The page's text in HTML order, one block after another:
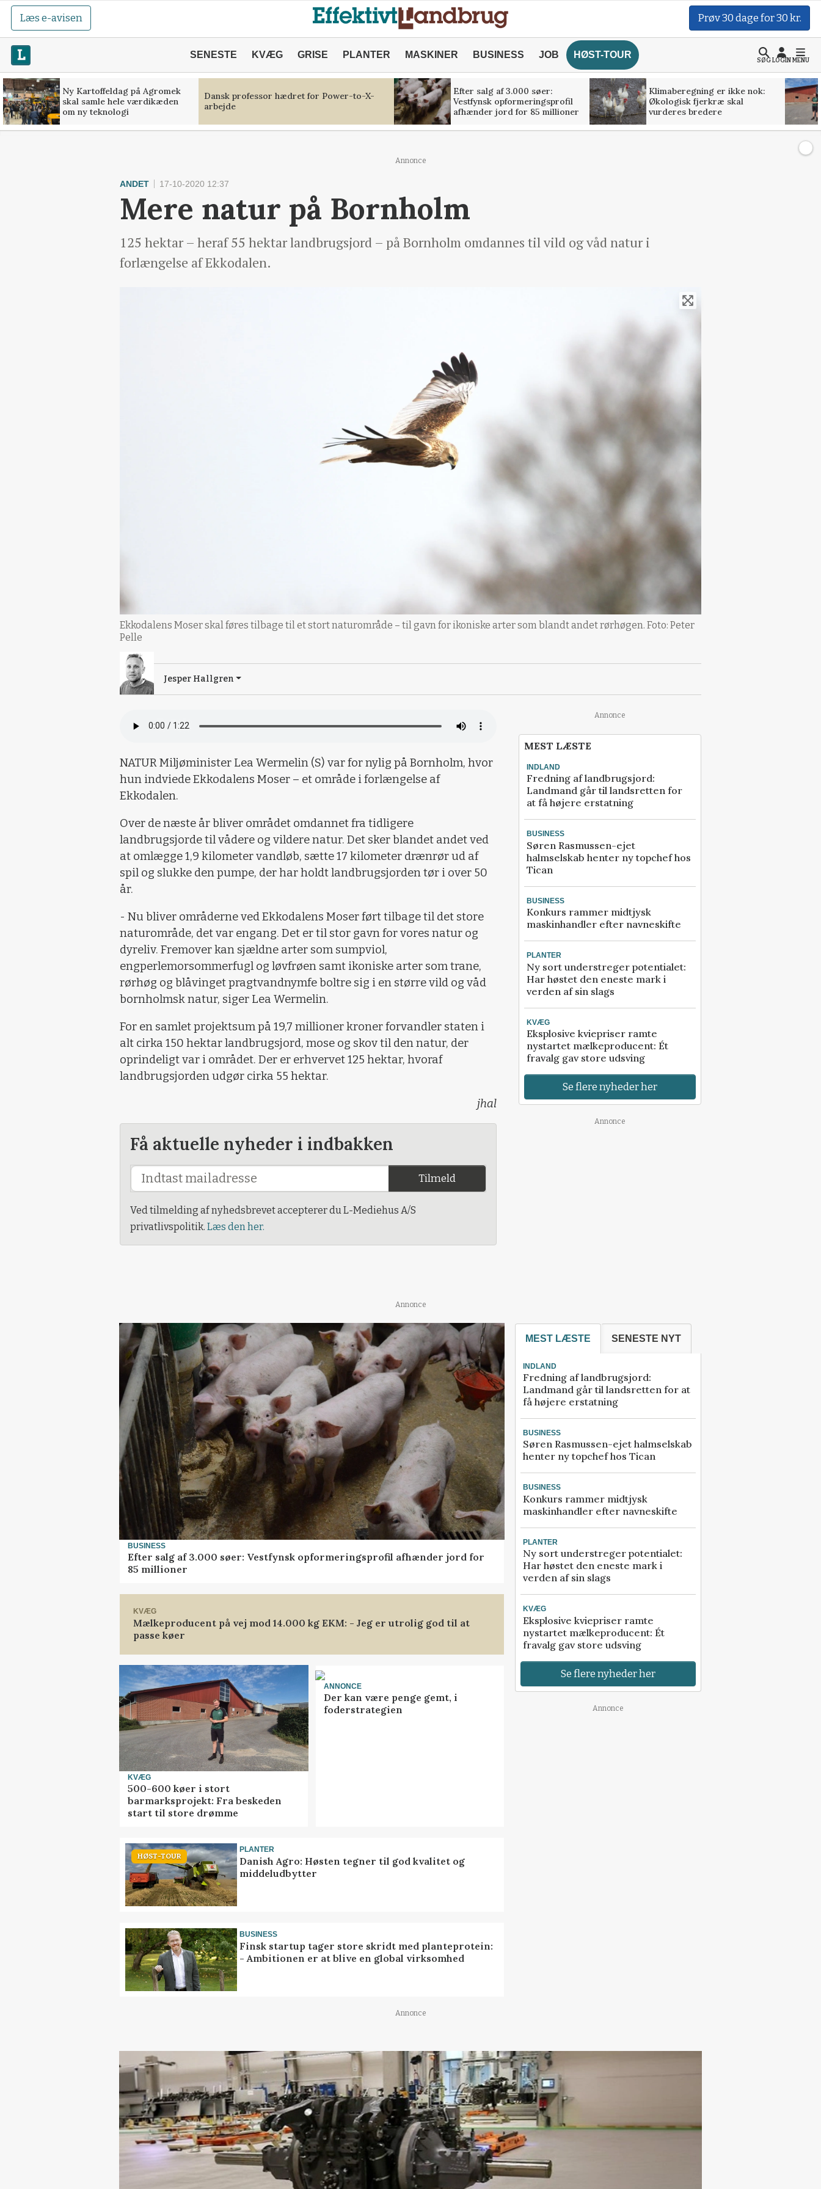
Læs e-avisen Prøv 30 dage for 30 kr.
SENESTE KVÆG GRISE PLANTER MASKINER BUSINESS JOB HØST-TOUR
SØGLOGINMENU
Ny Kartoffeldag på Agromek
skal samle hele værdikæden
om ny teknologi
Dansk professor hædret for Power-to-X-
arbejde
Efter salg af 3.000 søer:
Vestfynsk opformeringsprofil
afhænder jord for 85 millioner
Klimaberegning er ikke nok:
Økologisk fjerkræ skal
vurderes bredere
Annonce
ANDET 17-10-2020 12:37
Mere natur på Bornholm
125 hektar – heraf 55 hektar landbrugsjord – på Bornholm omdannes til vild og våd natur i
forlængelse af Ekkodalen.
Ekkodalens Moser skal føres tilbage til et stort naturområde – til gavn for ikoniske arter som blandt andet rørhøgen. Foto: Peter
Pelle
Jesper Hallgren
NATUR Miljøminister Lea Wermelin (S) var for nylig på Bornholm, hvor
hun indviede Ekkodalens Moser – et område i forlængelse af
Ekkodalen.
Over de næste år bliver området omdannet fra tidligere
landbrugsjorde til vådere og vildere natur. Det sker blandet andet ved
at omlægge 1,9 kilometer vandløb, sætte 17 kilometer drænrør ud af
spil og slukke den pumpe, der har holdt landbrugsjorden tør i over 50
år.
- Nu bliver områderne ved Ekkodalens Moser ført tilbage til det store
naturområde, det var engang. Det er til stor gavn for vores natur og
dyreliv. Fremover kan sjældne arter som sumpviol,
engperlemorsommerfugl og løvfrøen samt ikoniske arter som trane,
rørhøg og blåvinget pragtvandnymfe boltre sig i en større vild og våd
bornholmsk natur, siger Lea Wermelin.
For en samlet projektsum på 19,7 millioner kroner forvandler staten i
alt cirka 150 hektar landbrugsjord, mose og skov til den natur, der
oprindeligt var i området. Der er erhvervet 125 hektar, hvoraf
landbrugsjorden udgør cirka 55 hektar.
jhal
Få aktuelle nyheder i indbakken
Tilmeld
Ved tilmelding af nyhedsbrevet accepterer du L-Mediehus A/S
privatlivspolitik. Læs den her.
Annonce
MEST LÆSTE
INDLAND
Fredning af landbrugsjord:
Landmand går til landsretten for
at få højere erstatning
BUSINESS
Søren Rasmussen-ejet
halmselskab henter ny topchef hos
Tican
BUSINESS
Konkurs rammer midtjysk
maskinhandler efter navneskifte
PLANTER
Ny sort understreger potentialet:
Har høstet den eneste mark i
verden af sin slags
KVÆG
Eksplosive kviepriser ramte
nystartet mælkeproducent: Ét
fravalg gav store udsving
Se flere nyheder her
Annonce
Annonce
BUSINESS
Efter salg af 3.000 søer: Vestfynsk opformeringsprofil afhænder jord for
85 millioner
KVÆG
Mælkeproducent på vej mod 14.000 kg EKM: - Jeg er utrolig god til at
passe køer
KVÆG
500-600 køer i stort
barmarksprojekt: Fra beskeden
start til store drømme
ANNONCE
Der kan være penge gemt, i
foderstrategien
HØST-TOUR
PLANTER
Danish Agro: Høsten tegner til god kvalitet og
middeludbytter
BUSINESS
Finsk startup tager store skridt med planteprotein:
- Ambitionen er at blive en global virksomhed
MEST LÆSTE SENESTE NYT
INDLAND
Fredning af landbrugsjord:
Landmand går til landsretten for at
få højere erstatning
BUSINESS
Søren Rasmussen-ejet halmselskab
henter ny topchef hos Tican
BUSINESS
Konkurs rammer midtjysk
maskinhandler efter navneskifte
PLANTER
Ny sort understreger potentialet:
Har høstet den eneste mark i
verden af sin slags
KVÆG
Eksplosive kviepriser ramte
nystartet mælkeproducent: Ét
fravalg gav store udsving
Se flere nyheder her
Annonce
Annonce